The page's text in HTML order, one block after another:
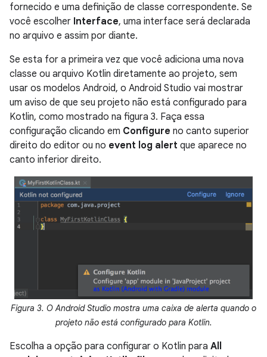
fornecido e uma definição de classe correspondente. Se
você escolher Interface, uma interface será declarada
no arquivo e assim por diante.
Se esta for a primeira vez que você adiciona uma nova
classe ou arquivo Kotlin diretamente ao projeto, sem
usar os modelos Android, o Android Studio vai mostrar
um aviso de que seu projeto não está configurado para
Kotlin, como mostrado na figura 3. Faça essa
configuração clicando em Configure no canto superior
direito do editor ou no event log alert que aparece no
canto inferior direito.
Figura 3. O Android Studio mostra uma caixa de alerta quando o
projeto não está configurado para Kotlin.
Escolha a opção para configurar o Kotlin para All